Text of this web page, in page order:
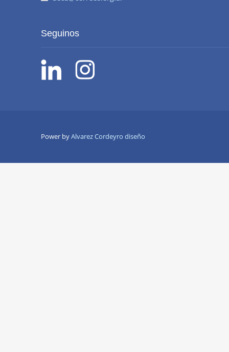
Seguinos
Power byAlvarez Cordeyro diseño